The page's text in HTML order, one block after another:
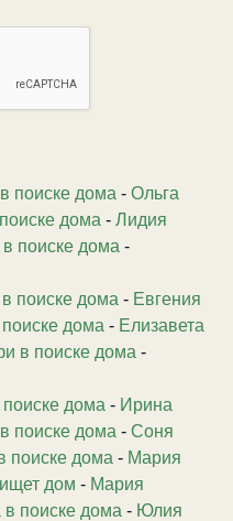
поиске дома - Ольга
дома - Лидия
поиске дома -
поиске дома - Евгения
дома - Елизавета
в поиске дома -
дома - Ирина
поиске дома - Соня
поиске дома - Мария
дом - Мария
в поиске дома - Юлия